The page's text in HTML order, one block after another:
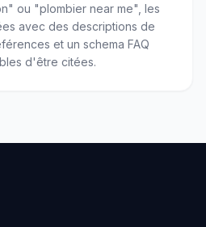
ou "plombier near me", les
avec des descriptions de
et un schema FAQ
d'être citées.